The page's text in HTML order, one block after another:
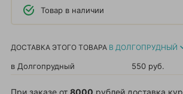
Товар в наличии
ДОСТАВКА ЭТОГО ТОВАРА В ДОЛГОПРУДНЫЙ
в Долгопрудный 550 руб.
При заказе от 8000 рублей доставка